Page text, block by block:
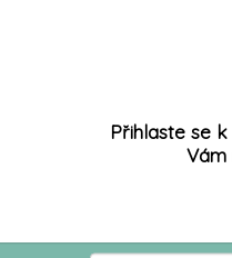
ŠIPKY STEEL MISSION KINSUJI
2 490
Přihlaste se
Vám